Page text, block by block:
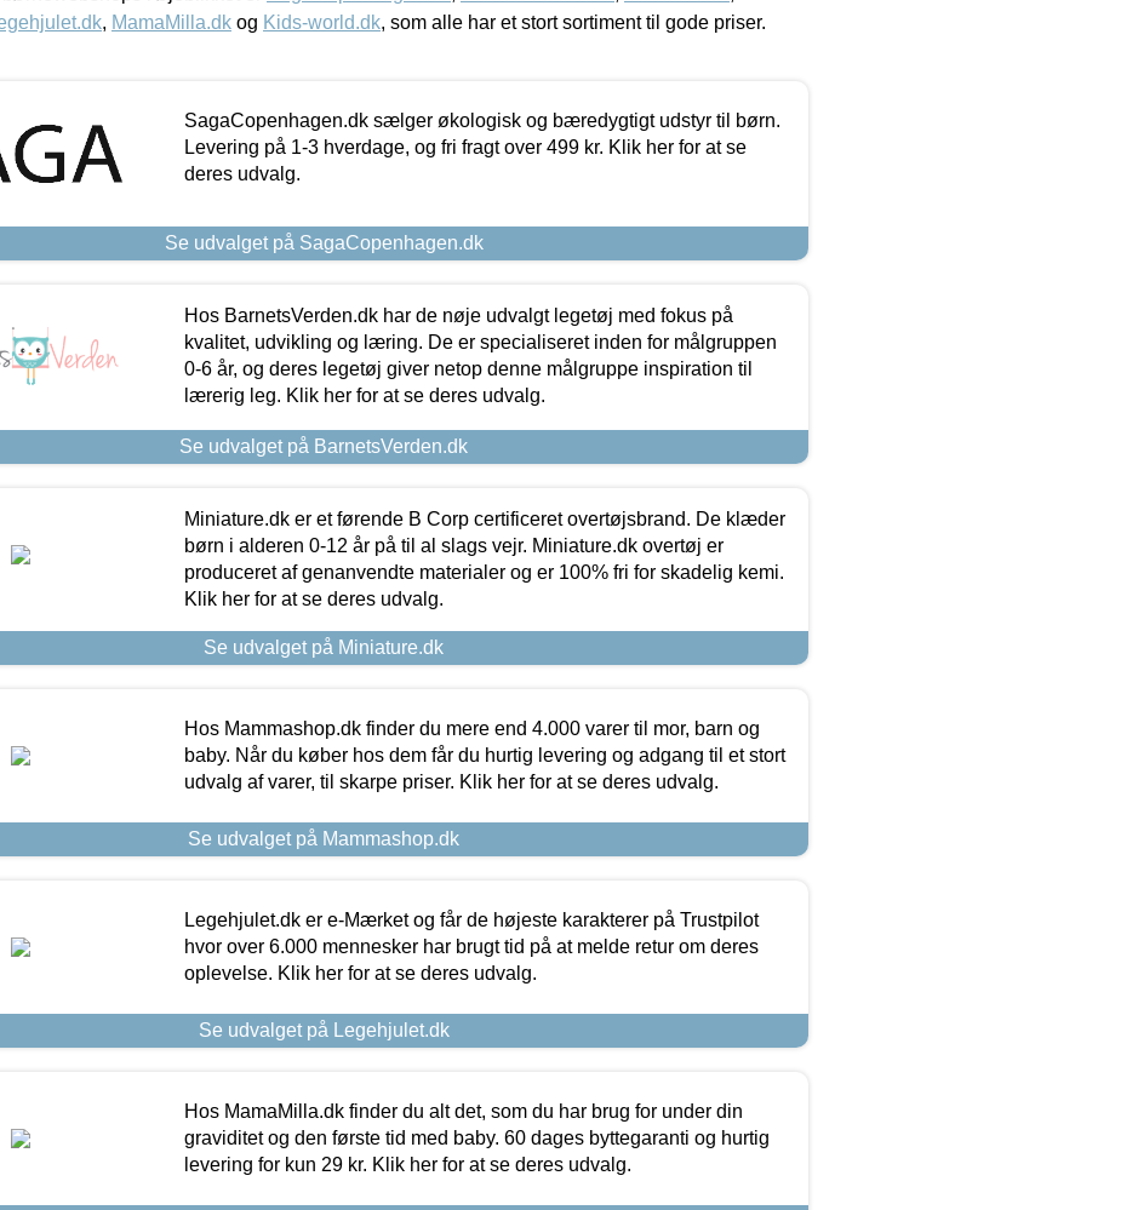
, MamaMilla.dk og Kids-world.dk, som alle har et stort sortiment til gode priser.
SagaCopenhagen.dk sælger økologisk og bæredygtigt udstyr til børn.
Levering på 1-3 hverdage, og fri fragt over 499 kr. Klik her for at se
deres udvalg.
Se udvalget på SagaCopenhagen.dk
Hos BarnetsVerden.dk har de nøje udvalgt legetøj med fokus på
kvalitet, udvikling og læring. De er specialiseret inden for målgruppen
0-6 år, og deres legetøj giver netop denne målgruppe inspiration til
lærerig leg. Klik her for at se deres udvalg.
Se udvalget på BarnetsVerden.dk
Miniature.dk er et førende B Corp certificeret overtøjsbrand. De klæder
børn i alderen 0-12 år på til al slags vejr. Miniature.dk overtøj er
produceret af genanvendte materialer og er 100% fri for skadelig kemi.
Klik her for at se deres udvalg.
Se udvalget på Miniature.dk
Hos Mammashop.dk finder du mere end 4.000 varer til mor, barn og
baby. Når du køber hos dem får du hurtig levering og adgang til et stort
udvalg af varer, til skarpe priser. Klik her for at se deres udvalg.
Se udvalget på Mammashop.dk
Legehjulet.dk er e-Mærket og får de højeste karakterer på Trustpilot
hvor over 6.000 mennesker har brugt tid på at melde retur om deres
oplevelse. Klik her for at se deres udvalg.
Se udvalget på Legehjulet.dk
Hos MamaMilla.dk finder du alt det, som du har brug for under din
graviditet og den første tid med baby. 60 dages byttegaranti og hurtig
levering for kun 29 kr. Klik her for at se deres udvalg.